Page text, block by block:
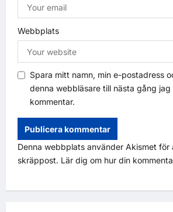
Webbplats
Spara mitt namn, min e-postadress
denna webbläsare till nästa gång jag
kommentar.
Denna webbplats använder Akismet för
skräppost. Lär dig om hur din